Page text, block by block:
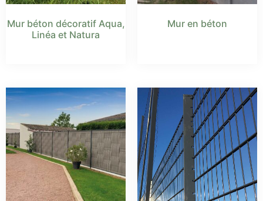
Mur béton décoratif Aqua,
Linéa et Natura
Mur en béton